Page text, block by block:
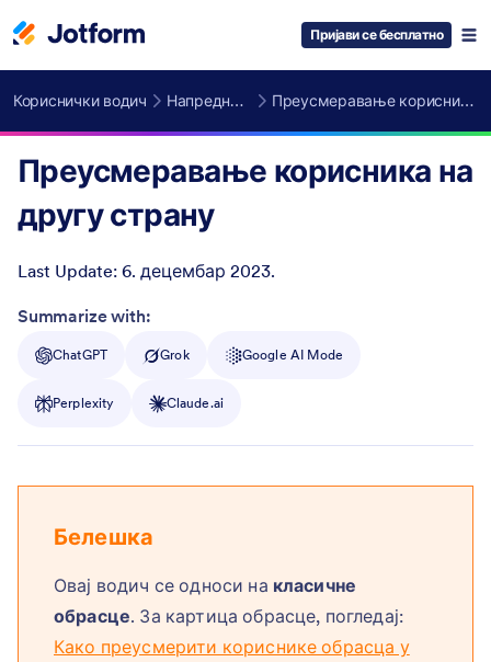
Пријави се бесплатно
Кориснички водич Напредне функције Преусмеравање корисника на другу страну
Преусмеравање корисника на
другу страну
Last Update: 6. децембар 2023.
Post ID
Summarize with:
ChatGPT Grok Google AI Mode
Perplexity Claude.ai
Белешка
Овај водич се односи на класичне
обрасце. За картица обрасце, погледај:
Како преусмерити кориснике обрасца у